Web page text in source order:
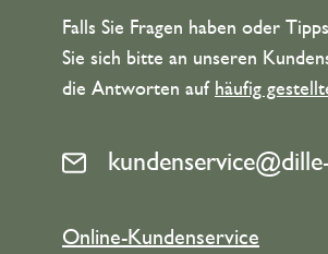
Falls Sie Fragen haben oder
Sie sich bitte an unseren
die Antworten auf häufig
Online-Kundenservice